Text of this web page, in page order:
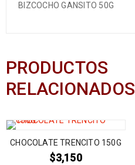
BIZCOCHO GANSITO 50G
PRODUCTOS
RELACIONADOS
CHOCOLATE TRENCITO 150G
$3,150